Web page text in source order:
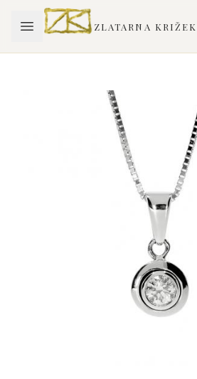
ZLATARNA KRIŽEK